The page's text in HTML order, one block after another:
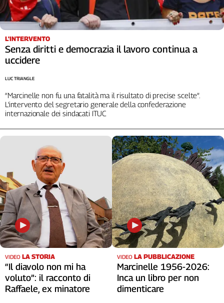
L'INTERVENTO
Senza diritti e democrazia il lavoro continua a
uccidere
“Marcinelle non fu una fatalità ma il risultato di precise scelte”.
L’intervento del segretario generale della confederazione
internazionale dei sindacati ITUC
LUC TRIANGLE
VIDEO LA STORIA
“Il diavolo non mi ha
voluto”: il racconto di
Raffaele, ex minatore
VIDEO LA PUBBLICAZIONE
Marcinelle 1956-2026:
Inca un libro per non
dimenticare